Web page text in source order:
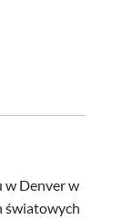
w Denver w
światowych